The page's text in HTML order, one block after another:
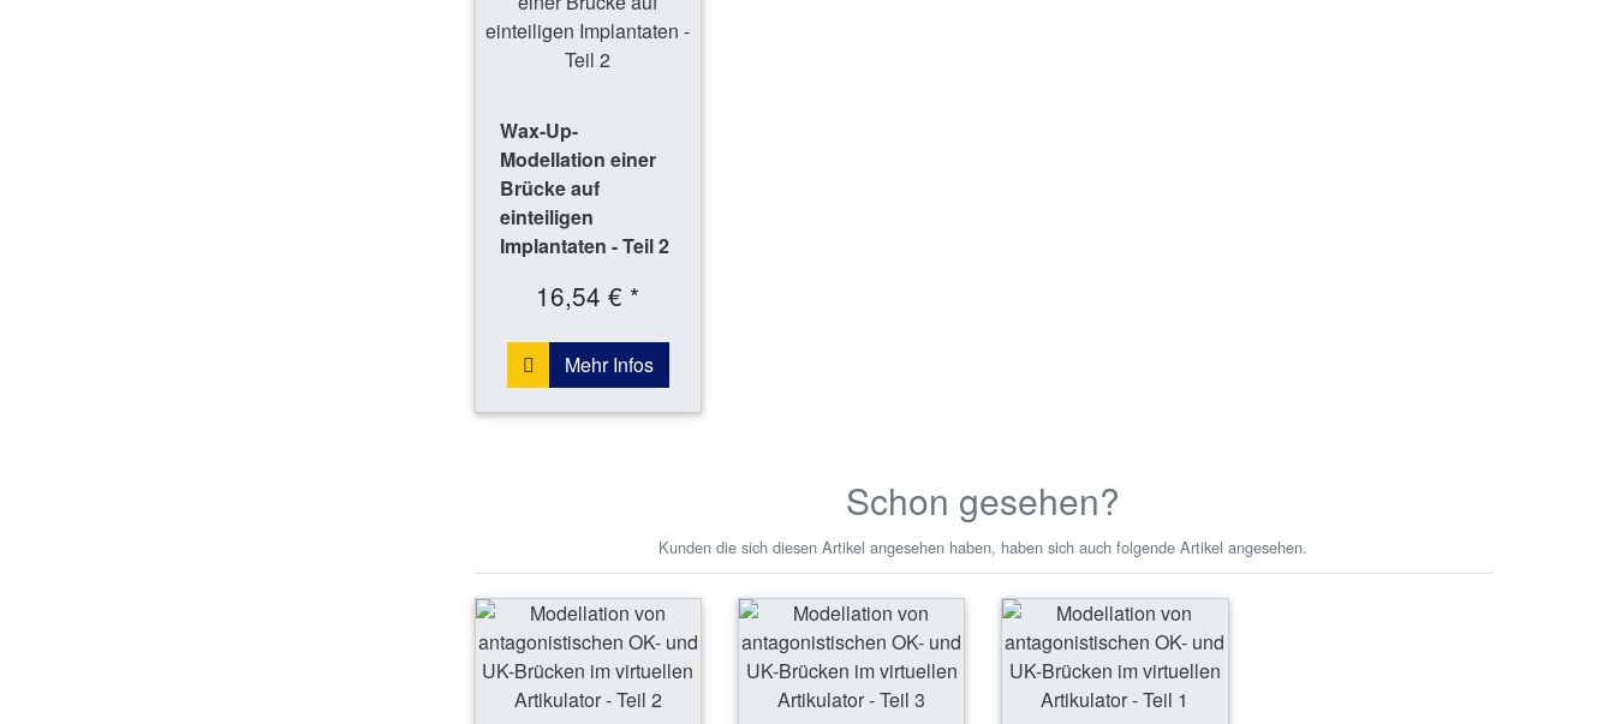
Wax-Up-
Modellation einer
Brücke auf
einteiligen
Implantaten - Teil 2
16,54 € *
Mehr Infos
Schon gesehen?
Kunden die sich diesen Artikel angesehen haben, haben sich auch folgende Artikel angesehen.